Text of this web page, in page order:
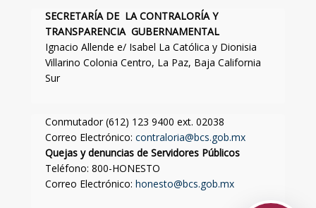
SECRETARÍA DE LA CONTRALORÍA Y
TRANSPARENCIA GUBERNAMENTAL
Ignacio Allende e/ Isabel La Católica y Dionisia
Villarino Colonia Centro, La Paz, Baja California
Sur
Conmutador (612) 123 9400 ext. 02038
Correo Electrónico: contraloria@bcs.gob.mx
Quejas y denuncias de Servidores Públicos
Teléfono: 800-HONESTO
Correo Electrónico: honesto@bcs.gob.mx